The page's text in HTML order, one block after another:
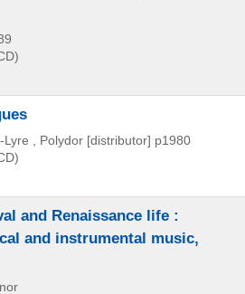
, Polydor [distributor] p1980
and Renaissance life :
and instrumental music,